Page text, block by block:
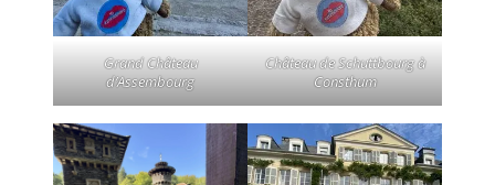
Grand Château
d’Assembourg
Château de Schuttbourg à
Consthum